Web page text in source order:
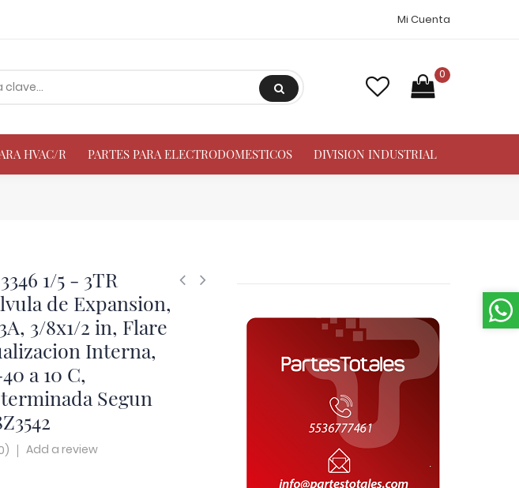
Mi Cuenta
0
HVAC/R PARTES PARA ELECTRODOMESTICOS DIVISION INDUSTRIAL
1/5 - 3TR
de Expansion,
3/8x1/2 in, Flare
Interna,
a 10 C,
Segun
) Add a review